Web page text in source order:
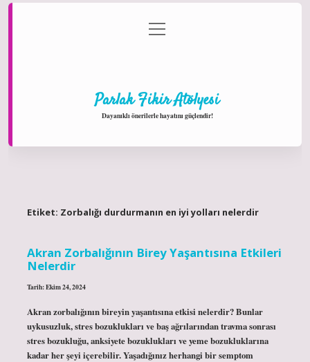
Gizlilik Politikası
menüyü
aç
Parlak Fikir Atölyesi
Dayanıklı önerilerle hayatını güçlendir!
Etiket: Zorbalığı durdurmanın en iyi yolları nelerdir
Akran Zorbalığının Birey Yaşantısına Etkileri
Nelerdir
Tarih: Ekim 24, 2024
Akran zorbalığının bireyin yaşantısına etkisi nelerdir? Bunlar
uykusuzluk, stres bozuklukları ve baş ağrılarından travma sonrası
stres bozukluğu, anksiyete bozuklukları ve yeme bozukluklarına
kadar her şeyi içerebilir. Yaşadığınız herhangi bir semptom